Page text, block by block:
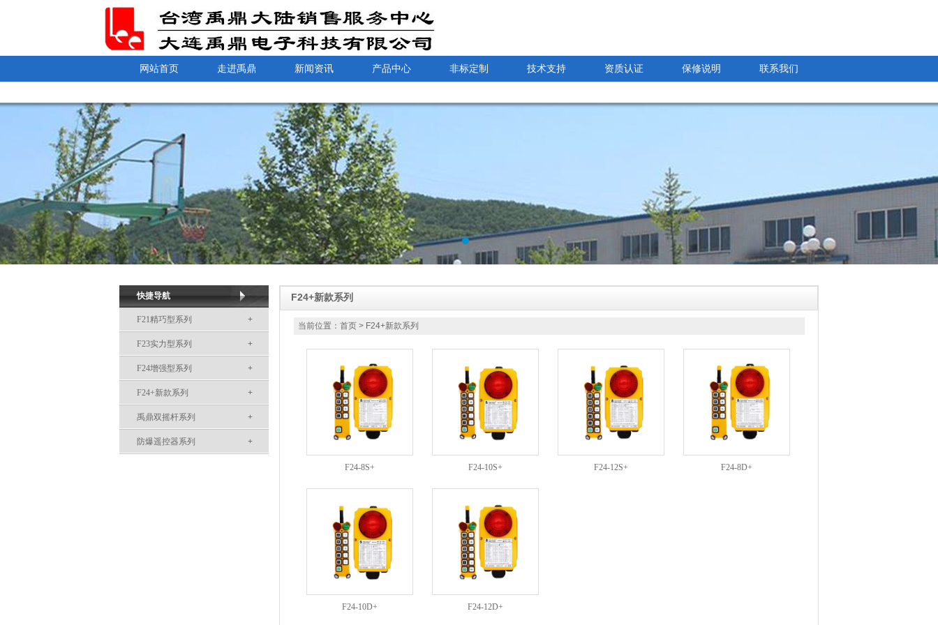
网站首页 走进禹鼎 新闻资讯 产品中心 非标定制 技术支持 资质认证 保修说明 联系我们
快捷导航
F21精巧型系列 +
F23实力型系列 +
F24增强型系列 +
F24+新款系列 +
禹鼎双摇杆系列 +
防爆遥控器系列 +
F24+新款系列
当前位置： 首页 > F24+新款系列
F24-8S+ F24-10S+ F24-12S+ F24-8D+
F24-10D+ F24-12D+